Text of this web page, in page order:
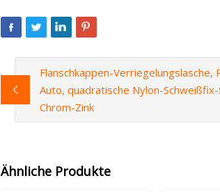
Flanschkappen-
Auto, quadratische Nylon-
Chrom-Zink
Ähnliche Produkte